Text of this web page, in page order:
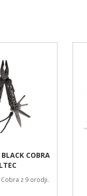
COBRA
z 9 orodji.